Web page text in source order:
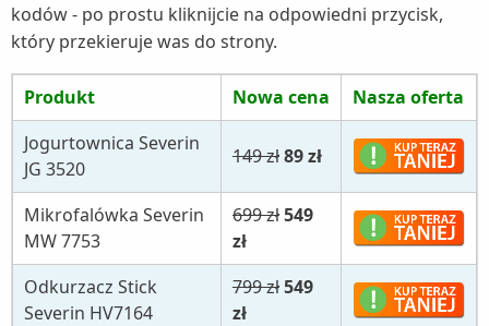
kodów - po prostu kliknijcie na odpowiedni przycisk,
który przekieruje was do strony.
Produkt Nowa cena
Nasza oferta
Jogurtownica Severin
JG 3520
149 zł89 zł
Mikrofalówka Severin
MW 7753
699 zł549
zł
Odkurzacz Stick
Severin HV7164
799 zł549
zł